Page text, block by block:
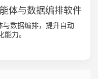
体与数据编排软件
与数据编排，提升自动
力。